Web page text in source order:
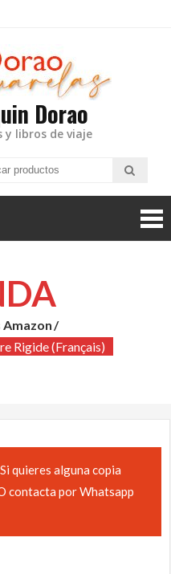
Dorao
y libros de viaje
Rigide (français)
quieres alguna copia
contacta por Whatsapp